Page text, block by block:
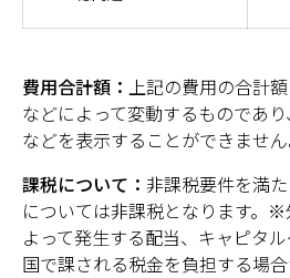
費用合計額： 上記の費用の合計
などによって変動するものであ
などを表示することができません
課税について： 非課税要件を満
については非課税となります。
よって発生する配当、キャピタ
国で課される税金を負担する場合